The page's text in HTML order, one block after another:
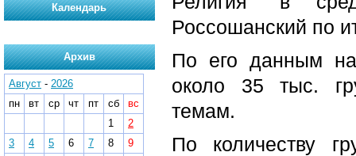
Россошанский по
По его данным
около 35 тыс.
темам.
По количеству
Календарь
Архив
Август - 2026
пн
вт ср чт пт сб
вс
1
2
3
4 5 6 7 8
9